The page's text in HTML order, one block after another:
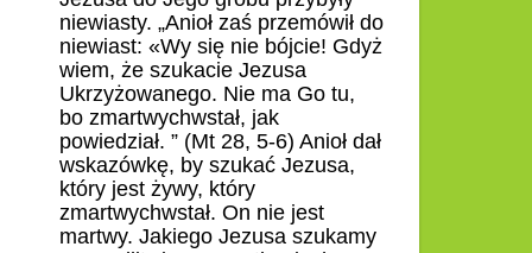
niewiasty. „Anioł zaś przemówił do
niewiast: «Wy się nie bójcie! Gdyż
wiem, że szukacie Jezusa
Ukrzyżowanego. Nie ma Go tu,
bo zmartwychwstał, jak
powiedział. ” (Mt 28, 5-6) Anioł dał
wskazówkę, by szukać Jezusa,
który jest żywy, który
zmartwychwstał. On nie jest
martwy. Jakiego Jezusa szukamy